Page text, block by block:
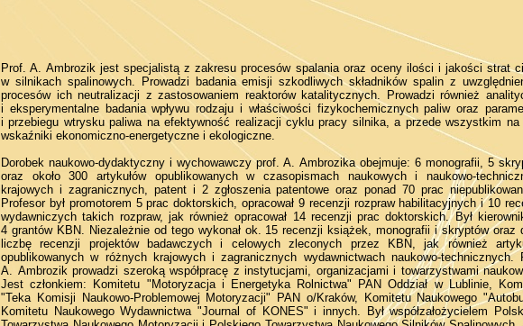
Prof. A. Ambrozik jest specjalistą z zakresu procesów spalania oraz oceny ilości i jakości strat
w silnikach spalinowych. Prowadzi badania emisji szkodliwych składników spalin z
procesów ich neutralizacji z zastosowaniem reaktorów katalitycznych. Prowadzi również
i eksperymentalne badania wpływu rodzaju i właściwości fizykochemicznych paliw oraz
i przebiegu wtrysku paliwa na efektywność realizacji cyklu pracy silnika, a przede wszystkim na
wskaźniki ekonomiczno-energetyczne i ekologiczne.
Dorobek naukowo-dydaktyczny i wychowawczy prof. A. Ambrozika obejmuje: 6 monografii, 5
oraz około 300 artykułów opublikowanych w czasopismach naukowych i naukowo-
krajowych i zagranicznych, patent i 2 zgłoszenia patentowe oraz ponad 70 prac
Profesor był promotorem 5 prac doktorskich, opracował 9 recenzji rozpraw habilitacyjnych i 10
wydawniczych takich rozpraw, jak również opracował 14 recenzji prac doktorskich. Był
4 grantów KBN. Niezależnie od tego wykonał ok. 15 recenzji książek, monografii i skryptów oraz
liczbę recenzji projektów badawczych i celowych zleconych przez KBN, jak również
opublikowanych w różnych krajowych i zagranicznych wydawnictwach naukowo-technicznych.
A. Ambrozik prowadzi szeroką współpracę z instytucjami, organizacjami i towarzystwami
Jest członkiem: Komitetu "Motoryzacja i Energetyka Rolnictwa" PAN Oddział w Lublinie,
"Teka Komisji Naukowo-Problemowej Motoryzacji" PAN o/Kraków, Komitetu Naukowego
Komitetu Naukowego Wydawnictwa "Journal of KONES" i innych. Był współzałożycielem